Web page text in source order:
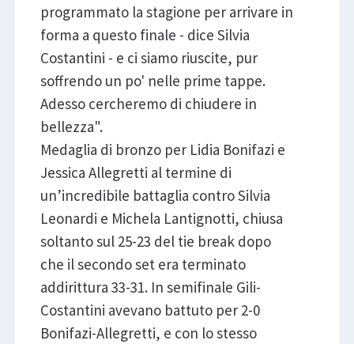
programmato la stagione per arrivare in
forma a questo finale - dice Silvia
Costantini - e ci siamo riuscite, pur
soffrendo un po' nelle prime tappe.
Adesso cercheremo di chiudere in
bellezza".
Medaglia di bronzo per Lidia Bonifazi e
Jessica Allegretti al termine di
un’incredibile battaglia contro Silvia
Leonardi e Michela Lantignotti, chiusa
soltanto sul 25-23 del tie break dopo
che il secondo set era terminato
addirittura 33-31. In semifinale Gili-
Costantini avevano battuto per 2-0
Bonifazi-Allegretti, e con lo stesso